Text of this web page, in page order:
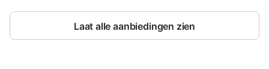
Laat alle aanbiedingen zien